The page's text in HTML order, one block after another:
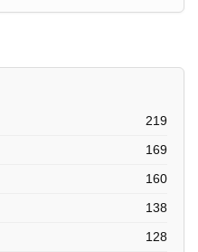
219
169
160
138
128